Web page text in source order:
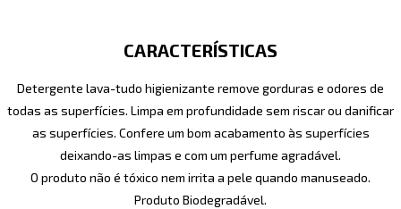
CARACTERÍSTICAS
Detergente lava-tudo higienizante remove gorduras e odores de
todas as superfícies. Limpa em profundidade sem riscar ou danificar
as superfícies. Confere um bom acabamento às superfícies
deixando-as limpas e com um perfume agradável.
O produto não é tóxico nem irrita a pele quando manuseado.
Produto Biodegradável.